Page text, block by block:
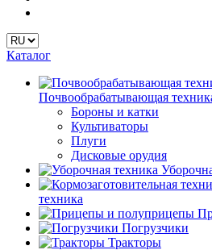
Каталог
Почвообрабатывающая
Бороны и катки
Культиваторы
Плуги
Дисковые орудия
техника
Погрузчики
Тракторы